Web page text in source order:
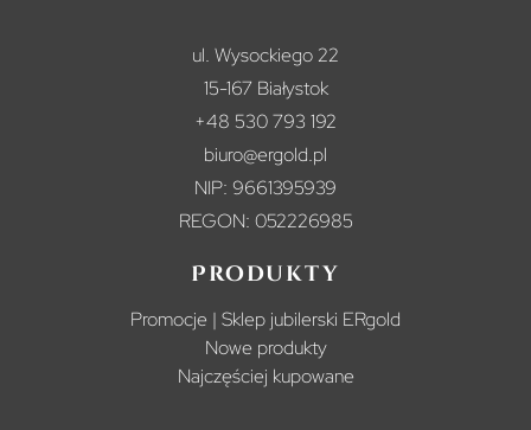
ul. Wysockiego 22
15-167 Białystok
+48 530 793 192
biuro@ergold.pl
NIP: 9661395939
REGON: 052226985
Produkty
Promocje | Sklep jubilerski ERgold
Nowe produkty
Najczęściej kupowane